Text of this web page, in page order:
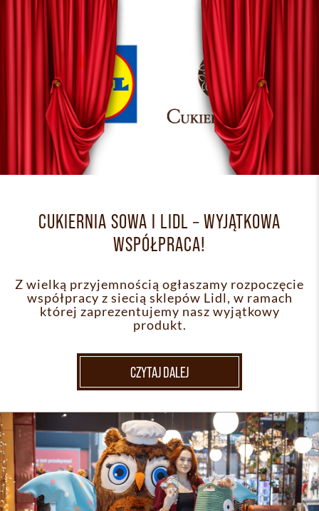
CUKIERNIA SOWA I LIDL – WYJĄTKOWA
WSPÓŁPRACA!
Z wielką przyjemnością ogłaszamy rozpoczęcie
współpracy z siecią sklepów Lidl, w ramach
której zaprezentujemy nasz wyjątkowy
produkt.
CZYTAJ DALEJ